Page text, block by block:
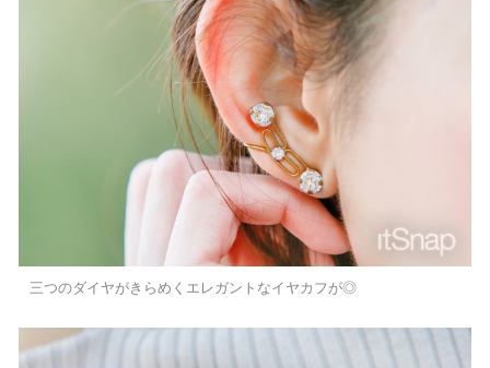
三つのダイヤがきらめくエレガントなイヤカフが◎